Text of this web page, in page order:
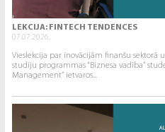
LEKCIJA: FINTECH TENDENCES
07.07.2026.
Vieslekcija par inovācijām finanšu sektorā
studiju programmas “Biznesa vadība”
Management” ietvaros...